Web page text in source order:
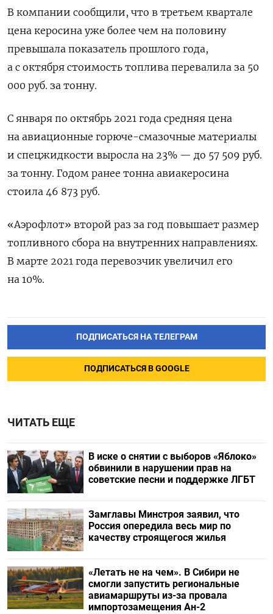
В компании сообщили, что в третьем квартале
цена керосина уже более чем на половину
превышала показатель прошлого года,
а с октября стоимость топлива перевалила за 50
000 руб. за тонну.
С января по октябрь 2021 года средняя цена
на авиационные горюче-смазочные материалы
и спецжидкости выросла на 23% — до 57 509 руб.
за тонну. Годом ранее тонна авиакеросина
стоила 46 873 руб.
«Аэрофлот» второй раз за год повышает размер
топливного сбора на внутренних направлениях.
В марте 2021 года перевозчик увеличил его
на 10%.
ПОДПИСАТЬСЯ НА ТЕЛЕГРАМ
ПОДПИСАТЬСЯ В GOOGLE
ЧИТАТЬ ЕЩЕ
В иске о снятии с выборов «Яблоко»
обвинили в нарушении прав на
советские песни и поддержке ЛГБТ
Замглавы Минстроя заявил, что
Россия опередила весь мир по
качеству строящегося жилья
«Летать не на чем». В Сибири не
смогли запустить региональные
авиамаршруты из-за провала
импортозамещения Ан-2